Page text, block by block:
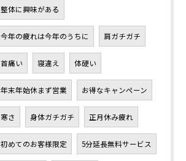
整体に興味がある
今年の疲れは今年のうちに 肩ガチガチ
首痛い 寝違え 体硬い
年末年始休まず営業 お得なキャンペーン
寒さ 身体ガチガチ 正月休み疲れ
初めてのお客様限定 5分延長無料サービス